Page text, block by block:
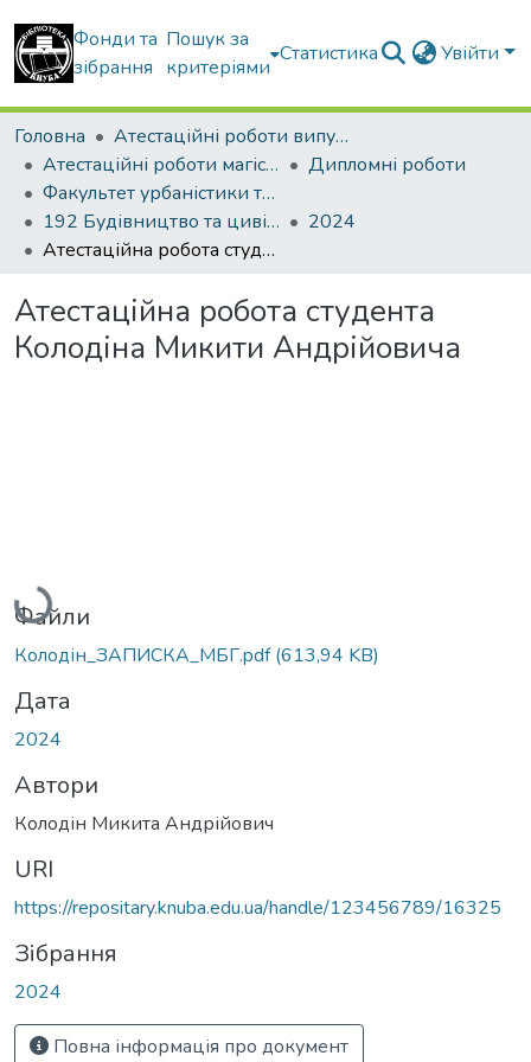
Фонди та
зібрання
Пошук за
критеріями
Статистика Увійти
Головна
Атестаційні роботи випускників
Атестаційні роботи магістрів
Дипломні роботи
Факультет урбаністики та просторового планування
192 Будівництво та цивільна інженерія. Міське будівництво та господарство
2024
Атестаційна робота студента Колодіна Микити Андрійовича
Атестаційна робота студента
Колодіна Микити Андрійовича
Вантажиться...
Файли
Колодін_ЗАПИСКА_МБГ.pdf(613,94 KB)
Дата
2024
Автори
Колодін Микита Андрійович
URI
https://repositary.knuba.edu.ua/handle/123456789/16325
Зібрання
2024
Повна інформація про документ